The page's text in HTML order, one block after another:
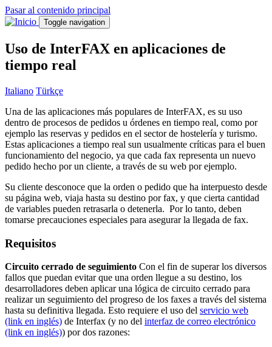
Pasar al contenido principal
Toggle navigation
Uso de InterFAX en aplicaciones de
tiempo real
Italiano Türkçe
Una de las aplicaciones más populares de InterFAX, es su uso
dentro de procesos de pedidos u órdenes en tiempo real, como por
ejemplo las reservas y pedidos en el sector de hostelería y turismo.
Estas aplicaciones a tiempo real sun usualmente críticas para el buen
funcionamiento del negocio, ya que cada fax representa un nuevo
pedido hecho por un cliente, a través de su web por ejemplo.
Su cliente desconoce que la orden o pedido que ha interpuesto desde
su página web, viaja hasta su destino por fax, y que cierta cantidad
de variables pueden retrasarla o detenerla. Por lo tanto, deben
tomarse precauciones especiales para asegurar la llegada de fax.
Requisitos
Circuito cerrado de seguimiento Con el fin de superar los diversos
fallos que puedan evitar que una orden llegue a su destino, los
desarrolladores deben aplicar una lógica de circuito cerrado para
realizar un seguimiento del progreso de los faxes a través del sistema
hasta su definitiva llegada. Esto requiere el uso del servicio web
(link en inglés) de Interfax (y no del interfaz de correo electrónico
(link en inglés)) por dos razones: